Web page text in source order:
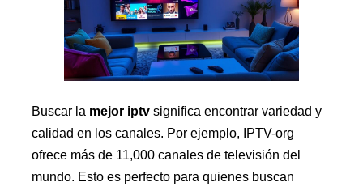
Buscar la mejor iptv significa encontrar variedad y
calidad en los canales. Por ejemplo, IPTV-org
ofrece más de 11,000 canales de televisión del
mundo. Esto es perfecto para quienes buscan